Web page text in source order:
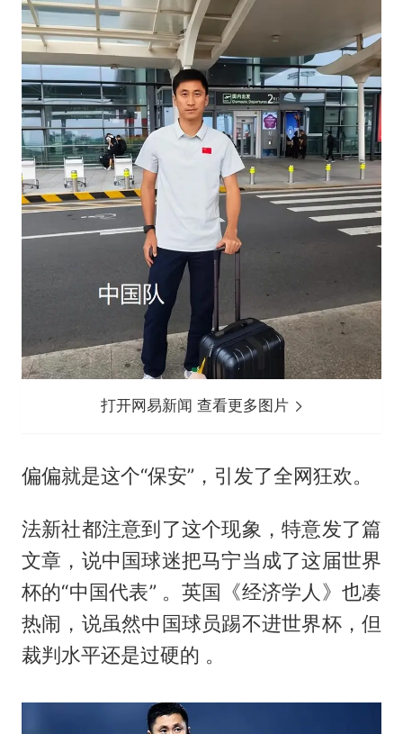
打开网易新闻 查看更多图片
偏偏就是这个“保安”，引发了全网狂欢。
法新社都注意到了这个现象，特意发了篇
文章，说中国球迷把马宁当成了这届世界
杯的“中国代表” 。英国《经济学人》也凑
热闹，说虽然中国球员踢不进世界杯，但
裁判水平还是过硬的 。